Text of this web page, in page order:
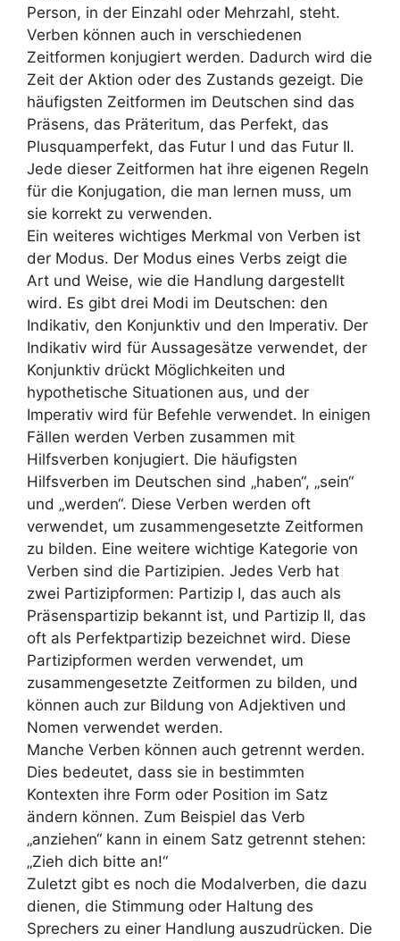
Person, in der Einzahl oder Mehrzahl, steht.
Verben können auch in verschiedenen
Zeitformen konjugiert werden. Dadurch wird die
Zeit der Aktion oder des Zustands gezeigt. Die
häufigsten Zeitformen im Deutschen sind das
Präsens, das Präteritum, das Perfekt, das
Plusquamperfekt, das Futur I und das Futur II.
Jede dieser Zeitformen hat ihre eigenen Regeln
für die Konjugation, die man lernen muss, um
sie korrekt zu verwenden.
Ein weiteres wichtiges Merkmal von Verben ist
der Modus. Der Modus eines Verbs zeigt die
Art und Weise, wie die Handlung dargestellt
wird. Es gibt drei Modi im Deutschen: den
Indikativ, den Konjunktiv und den Imperativ. Der
Indikativ wird für Aussagesätze verwendet, der
Konjunktiv drückt Möglichkeiten und
hypothetische Situationen aus, und der
Imperativ wird für Befehle verwendet. In einigen
Fällen werden Verben zusammen mit
Hilfsverben konjugiert. Die häufigsten
Hilfsverben im Deutschen sind „haben“, „sein“
und „werden“. Diese Verben werden oft
verwendet, um zusammengesetzte Zeitformen
zu bilden. Eine weitere wichtige Kategorie von
Verben sind die Partizipien. Jedes Verb hat
zwei Partizipformen: Partizip I, das auch als
Präsenspartizip bekannt ist, und Partizip II, das
oft als Perfektpartizip bezeichnet wird. Diese
Partizipformen werden verwendet, um
zusammengesetzte Zeitformen zu bilden, und
können auch zur Bildung von Adjektiven und
Nomen verwendet werden.
Manche Verben können auch getrennt werden.
Dies bedeutet, dass sie in bestimmten
Kontexten ihre Form oder Position im Satz
ändern können. Zum Beispiel das Verb
„anziehen“ kann in einem Satz getrennt stehen:
„Zieh dich bitte an!“
Zuletzt gibt es noch die Modalverben, die dazu
dienen, die Stimmung oder Haltung des
Sprechers zu einer Handlung auszudrücken. Die